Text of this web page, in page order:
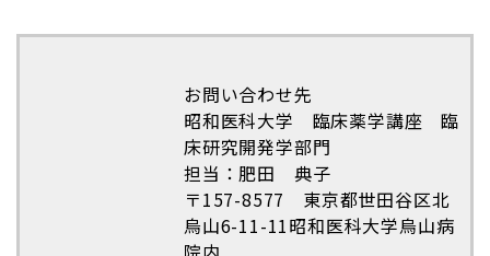
お問い合わせ先
昭和医科大学 臨床薬学講座 臨
床研究開発学部門
担当：肥田 典子
〒157-8577 東京都世田谷区北
烏山6-11-11昭和医科大学烏山病